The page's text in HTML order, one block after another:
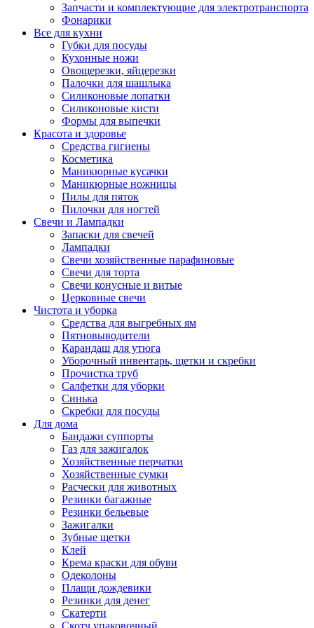
Запчасти и комплектующие для электротранспорта
Фонарики
Все для кухни
Губки для посуды
Кухонные ножи
Овощерезки, яйцерезки
Палочки для шашлыка
Силиконовые лопатки
Силиконовые кисти
Формы для выпечки
Красота и здоровье
Средства гигиены
Косметика
Маникюрные кусачки
Маникюрные ножницы
Пилы для пяток
Пилочки для ногтей
Свечи и Лампадки
Запаски для свечей
Лампадки
Свечи хозяйственные парафиновые
Свечи для торта
Свечи конусные и витые
Церковные свечи
Чистота и уборка
Средства для выгребных ям
Пятновыводители
Карандаш для утюга
Уборочный инвентарь, щетки и скребки
Прочистка труб
Салфетки для уборки
Синька
Скребки для посуды
Для дома
Бандажи суппорты
Газ для зажигалок
Хозяйственные перчатки
Хозяйственные сумки
Расчески для животных
Резинки багажные
Резинки бельевые
Зажигалки
Зубные щетки
Клей
Крема краски для обуви
Одеколоны
Плащи дождевики
Резинки для денег
Скатерти
Скотч упаковочный